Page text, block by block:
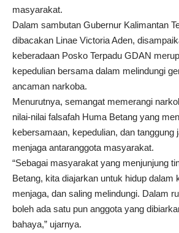
masyarakat.
Dalam sambutan Gubernur Kalimantan
dibacakan Linae Victoria Aden,
keberadaan Posko Terpadu GDAN
kepedulian bersama dalam melindungi
ancaman narkoba.
Menurutnya, semangat memerangi
nilai-nilai falsafah Huma Betang yang
kebersamaan, kepedulian, dan tanggung
menjaga antaranggota masyarakat.
“Sebagai masyarakat yang menjunjung
Betang, kita diajarkan untuk hidup dalam
menjaga, dan saling melindungi. Dalam
boleh ada satu pun anggota yang
bahaya,” ujarnya.